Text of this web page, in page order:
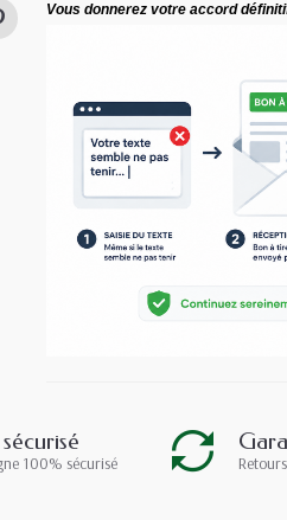
Vous donnerez votre accord
100% sécurisé